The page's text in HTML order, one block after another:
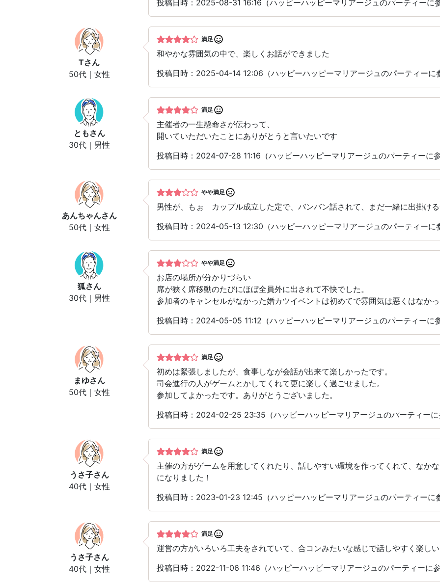
投稿日時：2025-08-31 16:16（ハッピーハッピーマリアージュのパーティーに参
Tさん
50代｜女性
満足
和やかな雰囲気の中で、楽しくお話ができました
投稿日時：2025-04-14 12:06（ハッピーハッピーマリアージュのパーティーに
とも さん
30代｜男性
満足
主催者の一生懸命さが伝わって、
開いていただいたことにありがとうと言いたいです
投稿日時：2024-07-28 11:16（ハッピーハッピーマリアージュのパーティーに参
あんちゃんさん
50代｜女性
やや満足
男性が、もぉ カップル成立した定で、バンバン話されて、まだ一緒に出掛ける
投稿日時：2024-05-13 12:30（ハッピーハッピーマリアージュのパーティーに
狐さん
30代｜男性
やや満足
お店の場所が分かりづらい
席が狭く席移動のたびにほぼ全員外に出されて不快でした。
参加者のキャンセルがなかった婚カツイベントは初めてで雰囲気は悪くはなかっ
投稿日時：2024-05-05 11:12（ハッピーハッピーマリアージュのパーティーに参
まゆさん
50代｜女性
満足
初めは緊張しましたが、食事しなが会話が出来て楽しかったです。
司会進行の人がゲームとかしてくれて更に楽しく過ごせました。
参加してよかったです。ありがとうございました。
投稿日時：2024-02-25 23:35（ハッピーハッピーマリアージュのパーティーに
うさ子さん
40代｜女性
満足
主催の方がゲームを用意してくれたり、話しやすい環境を作ってくれて、なか
になりました！
投稿日時：2023-01-23 12:45（ハッピーハッピーマリアージュのパーティーに
うさ子さん
40代｜女性
満足
運営の方がいろいろ工夫をされていて、合コンみたいな感じで話しやすく楽し
投稿日時：2022-11-06 11:46（ハッピーハッピーマリアージュのパーティーに参